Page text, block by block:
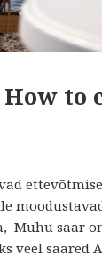
to
Muhu saar
veel saared